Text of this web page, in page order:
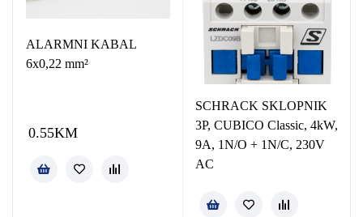
ALARMNI KABAL
6x0,22 mm²
0.55KM
SCHRACK SKLOPNIK
3P, CUBICO Classic, 4kW,
9A, 1N/O + 1N/C, 230V
AC